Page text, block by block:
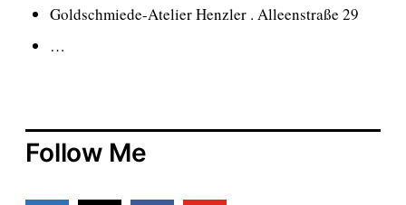
Goldschmiede-Atelier Henzler . Alleenstraße 29
…
Follow Me